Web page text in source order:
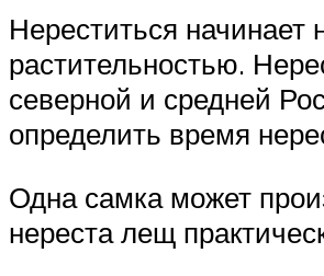
Нереститься
растительностью.
северной и средней
определить время
Одна самка может
нереста лещ